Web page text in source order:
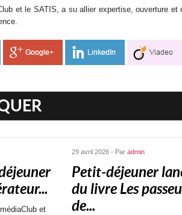
et le SATIS, a su allier expertise, ouverture et
et
29 avril 2026 - Par admin
Petit-déjeuner
du livre Les
de...